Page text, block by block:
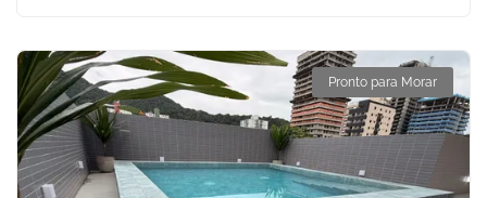
Pronto para Morar